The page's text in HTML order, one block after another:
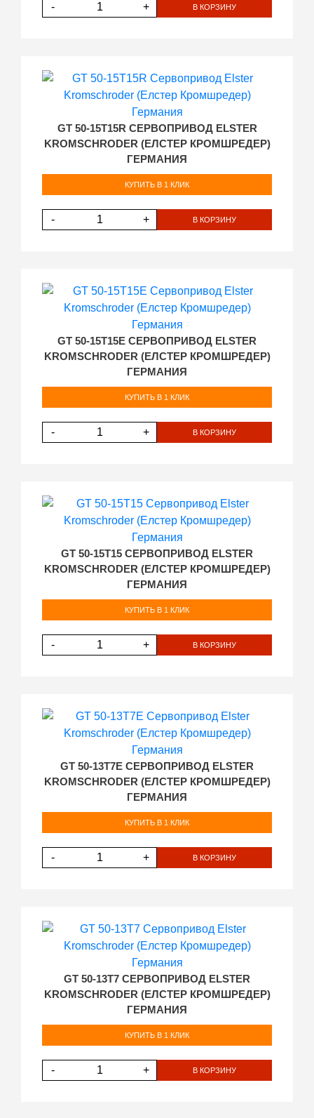
- + В КОРЗИНУ
GT 50-15T15R СЕРВОПРИВОД ELSTER
KROMSCHRODER (ЕЛСТЕР КРОМШРЕДЕР)
ГЕРМАНИЯ
КУПИТЬ В 1 КЛИК
- + В КОРЗИНУ
GT 50-15T15E СЕРВОПРИВОД ELSTER
KROMSCHRODER (ЕЛСТЕР КРОМШРЕДЕР)
ГЕРМАНИЯ
КУПИТЬ В 1 КЛИК
- + В КОРЗИНУ
GT 50-15T15 СЕРВОПРИВОД ELSTER
KROMSCHRODER (ЕЛСТЕР КРОМШРЕДЕР)
ГЕРМАНИЯ
КУПИТЬ В 1 КЛИК
- + В КОРЗИНУ
GT 50-13T7E СЕРВОПРИВОД ELSTER
KROMSCHRODER (ЕЛСТЕР КРОМШРЕДЕР)
ГЕРМАНИЯ
КУПИТЬ В 1 КЛИК
- + В КОРЗИНУ
GT 50-13T7 СЕРВОПРИВОД ELSTER
KROMSCHRODER (ЕЛСТЕР КРОМШРЕДЕР)
ГЕРМАНИЯ
КУПИТЬ В 1 КЛИК
- + В КОРЗИНУ